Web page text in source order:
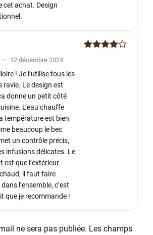
cet achat. Design
– 12 décembre 2024
! Je l’utilise tous les
ravie. Le design est
donne un petit côté
L’eau chauffe
température est bien
beaucoup le bec
un contrôle précis,
infusions délicates. Le
est que l’extérieur
il faut faire
l’ensemble, c’est
que je recommande !
ne sera pas publiée. Les champs